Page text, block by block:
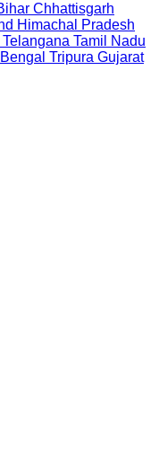
Chhattisgarh
Himachal Pradesh
Telangana Tamil Nadu
Tripura Gujarat